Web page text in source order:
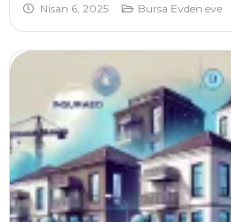
Nisan 6, 2025 Bursa Evden eve